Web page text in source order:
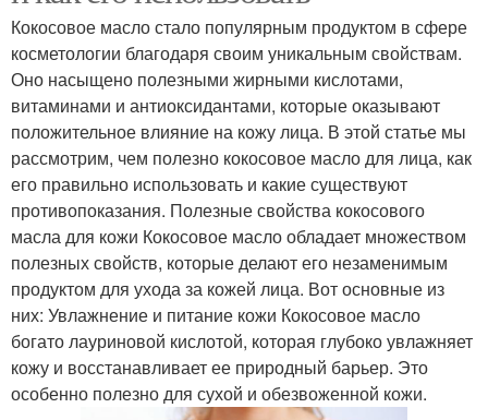
Кокосовое масло стало популярным продуктом в сфере
косметологии благодаря своим уникальным свойствам.
Оно насыщено полезными жирными кислотами,
витаминами и антиоксидантами, которые оказывают
положительное влияние на кожу лица. В этой статье мы
рассмотрим, чем полезно кокосовое масло для лица, как
его правильно использовать и какие существуют
противопоказания. Полезные свойства кокосового
масла для кожи Кокосовое масло обладает множеством
полезных свойств, которые делают его незаменимым
продуктом для ухода за кожей лица. Вот основные из
них: Увлажнение и питание кожи Кокосовое масло
богато лауриновой кислотой, которая глубоко увлажняет
кожу и восстанавливает ее природный барьер. Это
особенно полезно для сухой и обезвоженной кожи.